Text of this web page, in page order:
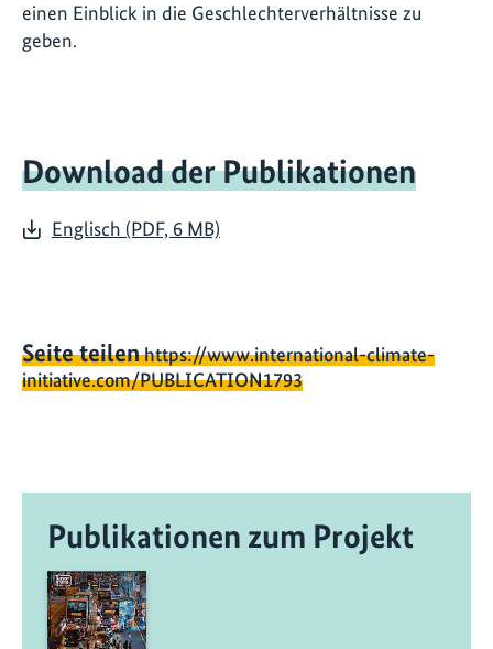
einen Einblick in die Geschlechterverhältnisse zu
geben.
Download der Publikationen
Englisch (PDF, 6 MB)
Seite teilenhttps://www.international-climate-
initiative.com/PUBLICATION1793
Publikationen zum Projekt